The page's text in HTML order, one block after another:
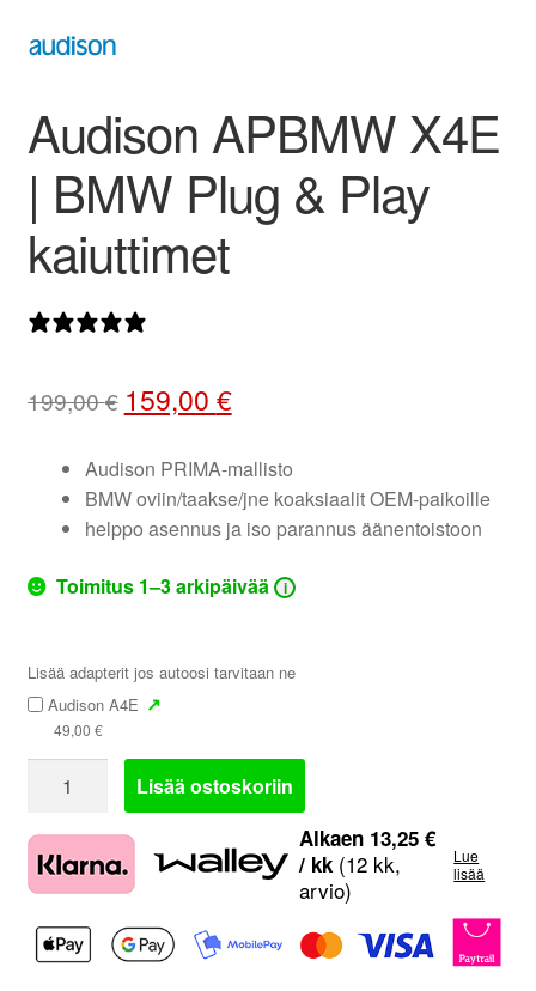
Audison APBMW X4E
| BMW Plug & Play
kaiuttimet
199,00€ Alkuperäinen
oli:
199,00 €.
159,00 €Nykyinen
on:
159,00 €.
Audison PRIMA-mallisto
BMW oviin/taakse/jne koaksiaalit OEM-paikoille
helppo asennus ja iso parannus äänentoistoon
Toimitus 1–3 arkipäivää i
Lisää adapterit jos autoosi tarvitaan ne
Audison A4E ↗
49,00 €
APBMW
X4E
BMW
Plug
Lisää ostoskoriin
Alkaen 13,25 €
/ kk(12 kk,
arvio)
Lue
lisää